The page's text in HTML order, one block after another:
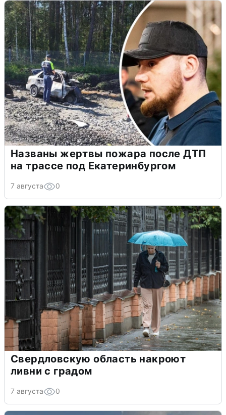
Названы жертвы пожара после ДТП
на трассе под Екатеринбургом
7 августа 0
Свердловскую область накроют
ливни с градом
7 августа 0